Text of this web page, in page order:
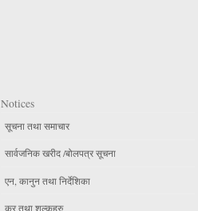
Notices
सूचना तथा समाचार
सार्वजनिक खरीद /बोलपत्र सूचना
एन, कानुन तथा निर्देशिका
कर तथा शुल्कहरु